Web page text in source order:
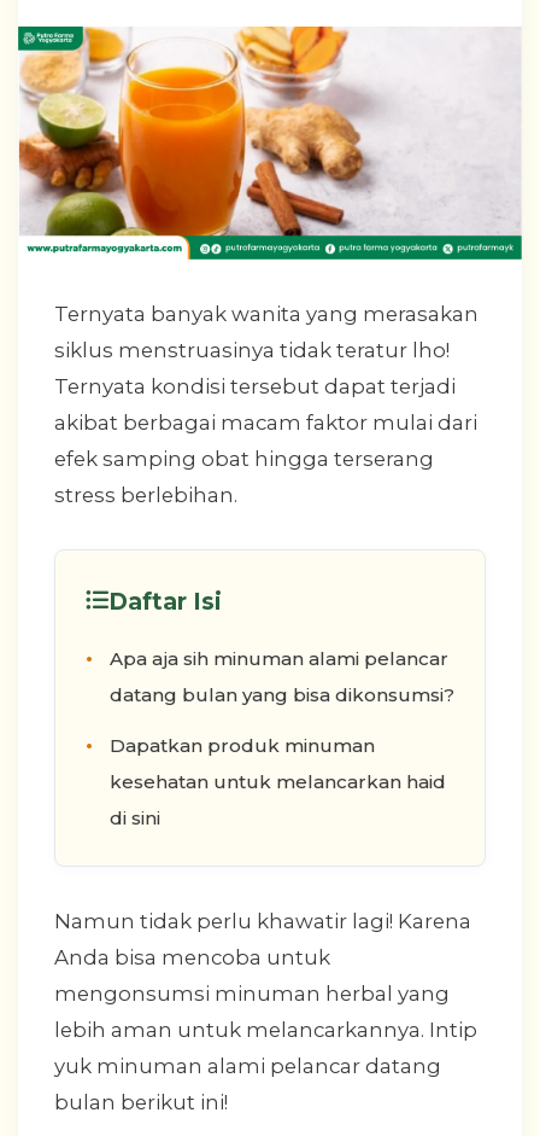
Ternyata banyak wanita yang merasakan
siklus menstruasinya tidak teratur lho!
Ternyata kondisi tersebut dapat terjadi
akibat berbagai macam faktor mulai dari
efek samping obat hingga terserang
stress berlebihan.
Daftar Isi
Apa aja sih minuman alami pelancar
datang bulan yang bisa dikonsumsi?
Dapatkan produk minuman
kesehatan untuk melancarkan haid
di sini
Namun tidak perlu khawatir lagi! Karena
Anda bisa mencoba untuk
mengonsumsi minuman herbal yang
lebih aman untuk melancarkannya. Intip
yuk minuman alami pelancar datang
bulan berikut ini!